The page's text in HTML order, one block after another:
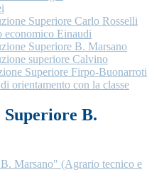
Superiore Carlo Rosselli
economico Einaudi
Superiore B. Marsano
superiore Calvino
Superiore Firpo-Buonarroti
orientamento con la classe
B.
Marsano" (Agrario tecnico e